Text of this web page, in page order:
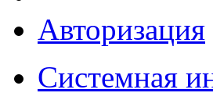
Авторизация
Системная